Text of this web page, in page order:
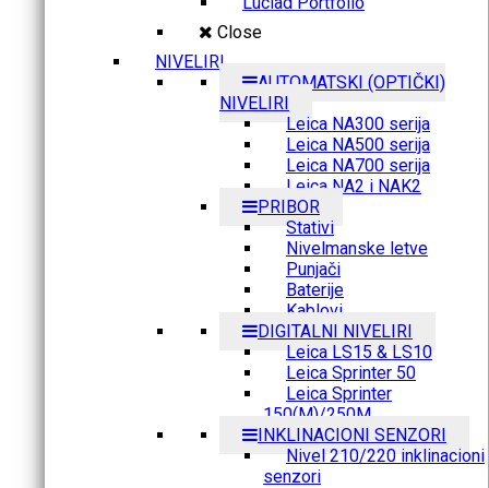
Close
NIVELIRI
AUTOMATSKI (OPTIČKI)
NIVELIRI
Leica NA300 serija
Leica NA500 serija
Leica NA700 serija
Leica NA2 i NAK2
PRIBOR
Stativi
Nivelmanske letve
Punjači
Baterije
Kablovi
DIGITALNI NIVELIRI
Leica LS15 & LS10
Leica Sprinter 50
Leica Sprinter
150(M)/250M
INKLINACIONI SENZORI
Nivel 210/220 inklinacioni
senzori